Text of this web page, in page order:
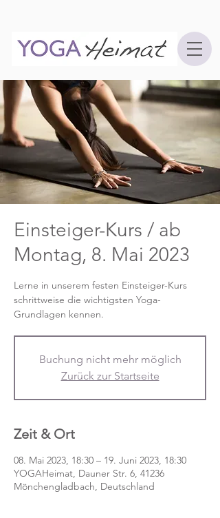
Einsteiger-Kurs / ab
Montag, 8. Mai 2023
Lerne in unserem festen Einsteiger-Kurs
schrittweise die wichtigsten Yoga-
Grundlagen kennen.
Buchung nicht mehr möglich
Zurück zur Startseite
Zeit & Ort
08. Mai 2023, 18:30 – 19. Juni 2023, 18:30
YOGAHeimat, Dauner Str. 6, 41236
Mönchengladbach, Deutschland